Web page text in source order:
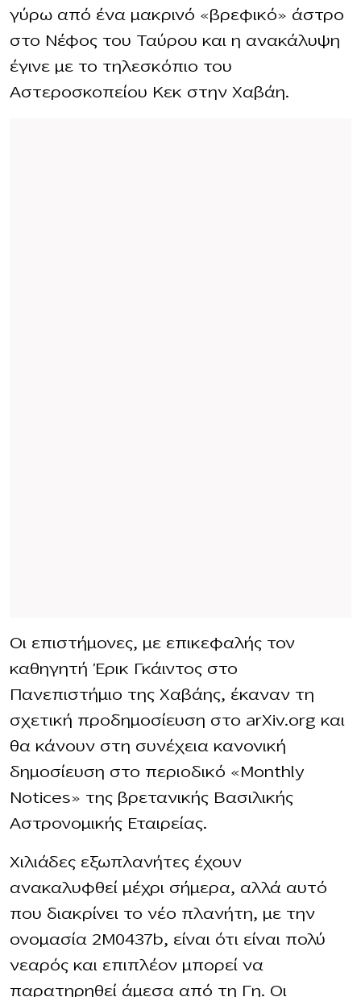
γύρω από ένα μακρινό «βρεφικό» άστρο
στο Νέφος του Ταύρου και η ανακάλυψη
έγινε με το τηλεσκόπιο του
Αστεροσκοπείου Κεκ στην Χαβάη.
Οι επιστήμονες, με επικεφαλής τον
καθηγητή Έρικ Γκάιντος στο
Πανεπιστήμιο της Χαβάης, έκαναν τη
σχετική προδημοσίευση στο arXiv.org και
θα κάνουν στη συνέχεια κανονική
δημοσίευση στο περιοδικό «Monthly
Notices» της βρετανικής Βασιλικής
Αστρονομικής Εταιρείας.
Χιλιάδες εξωπλανήτες έχουν
ανακαλυφθεί μέχρι σήμερα, αλλά αυτό
που διακρίνει το νέο πλανήτη, με την
ονομασία 2M0437b, είναι ότι είναι πολύ
νεαρός και επιπλέον μπορεί να
παρατηρηθεί άμεσα από τη Γη. Οι